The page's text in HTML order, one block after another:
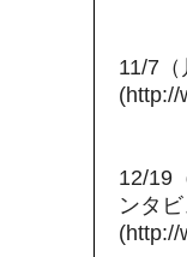
11/7
(http://
12/19
ンタ
(http://